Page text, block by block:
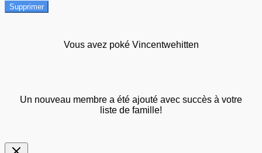
Supprimer
Vous avez poké Vincentwehitten
Un nouveau membre a été ajouté avec succès à votre
liste de famille!